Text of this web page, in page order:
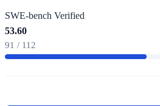
SWE-bench Verified
53.60
91 / 112